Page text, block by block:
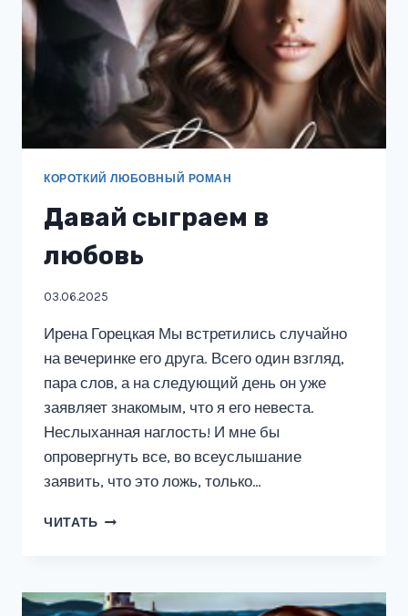
КОРОТКИЙ ЛЮБОВНЫЙ РОМАН
Давай сыграем в
любовь
03.06.2025
Ирена Горецкая Мы встретились случайно
на вечеринке его друга. Всего один взгляд,
пара слов, а на следующий день он уже
заявляет знакомым, что я его невеста.
Неслыханная наглость! И мне бы
опровергнуть все, во всеуслышание
заявить, что это ложь, только…
ЧИТАТЬ ДАВАЙ